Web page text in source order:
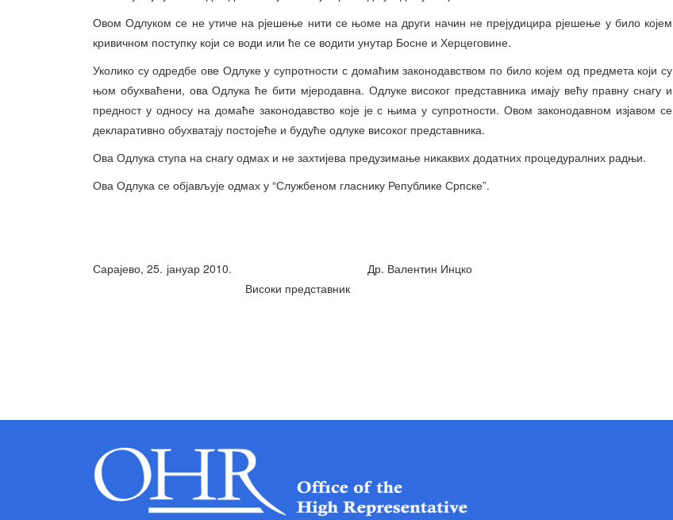
Овом Одлуком се не утиче на рјешење нити се њоме на други начин не прејудицира рјешење у било којем
кривичном поступку који се води или ће се водити унутар Босне и Херцеговине.
Уколико су одредбе ове Одлуке у супротности с домаћим законодавством по било којем од предмета који су
њом обухваћени, ова Одлука ће бити мјеродавна. Одлуке високог представника имају већу правну снагу и
предност у односу на домаће законодавство које је с њима у супротности. Овом законодавном изјавом се
декларативно обухватају постојеће и будуће одлуке високог представника.
Ова Одлука ступа на снагу одмах и не захтијева предузимање никаквих додатних процедуралних радњи.
Ова Одлука се објављује одмах у “Службеном гласнику Републике Српске”.
Сарајево, 25. јануар 2010. Др. Валентин Инцко
Високи представник